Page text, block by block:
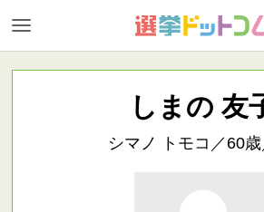
しまの 友
シマノ トモコ／60